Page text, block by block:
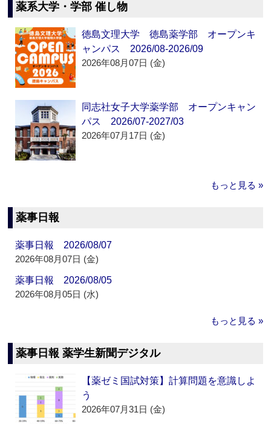
薬系大学・学部 催し物
徳島文理大学 徳島薬学部 オープンキ
ャンパス 2026/08-2026/09
2026年08月07日 (金)
同志社女子大学薬学部 オープンキャン
パス 2026/07-2027/03
2026年07月17日 (金)
もっと見る »
薬事日報
薬事日報 2026/08/07
2026年08月07日 (金)
薬事日報 2026/08/05
2026年08月05日 (水)
もっと見る »
薬事日報 薬学生新聞デジタル
【薬ゼミ国試対策】計算問題を意識しよ
う
2026年07月31日 (金)